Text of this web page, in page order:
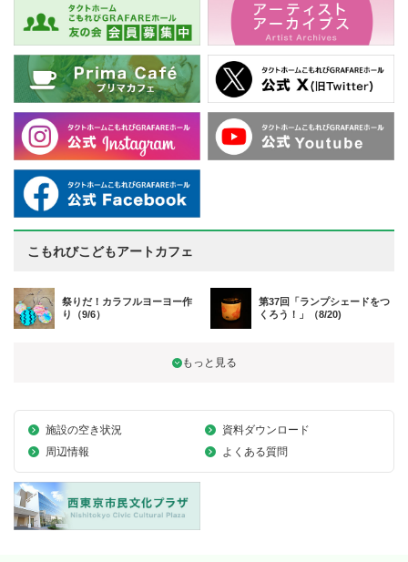
こもれびこどもアートカフェ
祭りだ！カラフルヨーヨー作
り（9/6）
第37回「ランプシェードをつ
くろう！」（8/20)
施設の空き状況
資料ダウンロード
周辺情報
よくある質問